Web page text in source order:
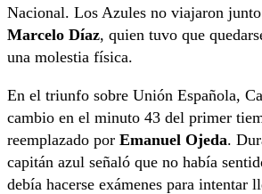
Nacional. Los Azules no viajaron
Marcelo Díaz, quien tuvo que
una molestia física.
En el triunfo sobre Unión Española,
cambio en el minuto 43 del primer
reemplazado por Emanuel Ojeda.
capitán azul señaló que no había
debía hacerse exámenes para intentar